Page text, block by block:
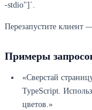
-stdio"]`.
Перезапустите клиент
Примеры
«Сверстай
TypeScript.
цветов.»